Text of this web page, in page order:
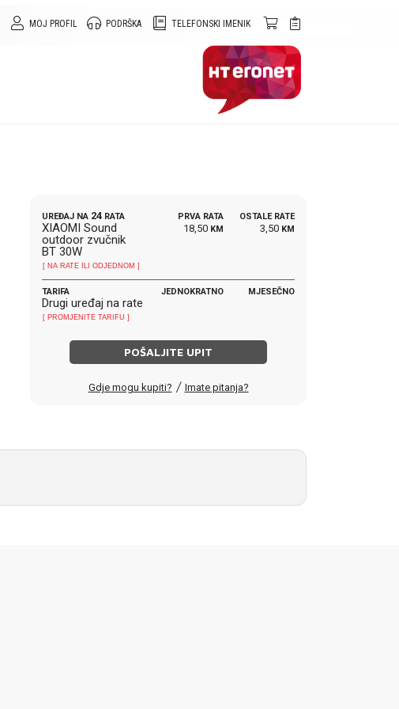
TELEFONSKI IMENIK
PODRŠKA
MOJ PROFIL
UREĐAJ NA 24 RATA
XIAOMI Sound
outdoor zvučnik
BT 30W
[ NA RATE ILI ODJEDNOM ]
PRVA RATA
18,50 KM
OSTALE RATE
3,50 KM
TARIFA
Drugi uređaj na rate
[ PROMJENITE TARIFU ]
JEDNOKRATNO MJESEČNO
POŠALJITE UPIT
Gdje mogu kupiti? / Imate pitanja?